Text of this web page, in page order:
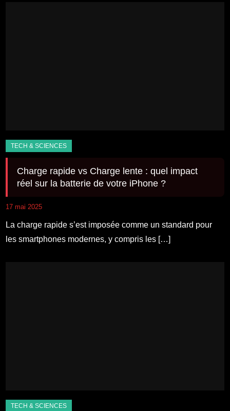
Charge rapide vs Charge lente : quel impact
réel sur la batterie de votre iPhone ?
17 mai 2025
La charge rapide s’est imposée comme un standard pour
les smartphones modernes, y compris les […]